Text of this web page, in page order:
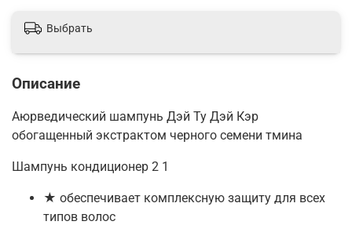
Выбрать
Описание
Аюрведический шампунь Дэй Ту Дэй Кэр
обогащенный экстрактом черного семени тмина
Шампунь кондиционер 2 1
★ обеспечивает комплексную защиту для всех
типов волос